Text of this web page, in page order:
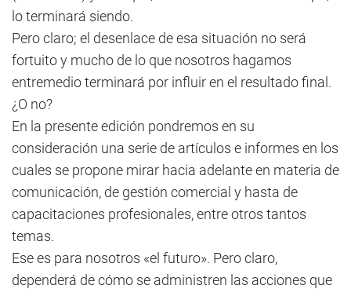
lo terminará siendo.
Pero claro; el desenlace de esa situación no será
fortuito y mucho de lo que nosotros hagamos
entremedio terminará por influir en el resultado final.
¿O no?
En la presente edición pondremos en su
consideración una serie de artículos e informes en los
cuales se propone mirar hacia adelante en materia de
comunicación, de gestión comercial y hasta de
capacitaciones profesionales, entre otros tantos
temas.
Ese es para nosotros «el futuro». Pero claro,
dependerá de cómo se administren las acciones que